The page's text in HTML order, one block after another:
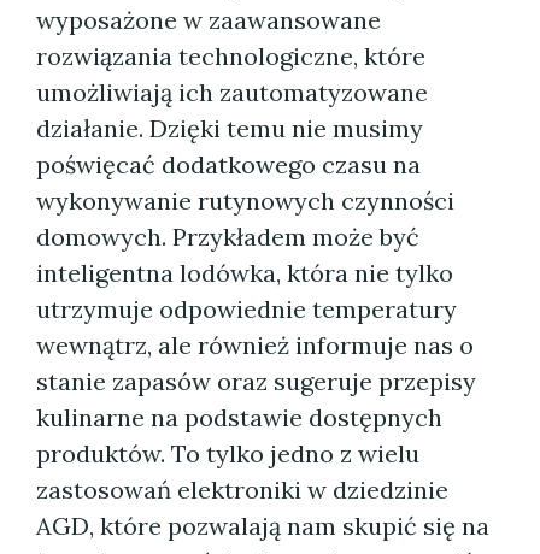
wyposażone w zaawansowane
rozwiązania technologiczne, które
umożliwiają ich zautomatyzowane
działanie. Dzięki temu nie musimy
poświęcać dodatkowego czasu na
wykonywanie rutynowych czynności
domowych. Przykładem może być
inteligentna lodówka, która nie tylko
utrzymuje odpowiednie temperatury
wewnątrz, ale również informuje nas o
stanie zapasów oraz sugeruje przepisy
kulinarne na podstawie dostępnych
produktów. To tylko jedno z wielu
zastosowań elektroniki w dziedzinie
AGD, które pozwalają nam skupić się na